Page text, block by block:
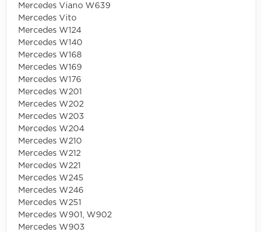
Mercedes Viano W639
Mercedes Vito
Mercedes W124
Mercedes W140
Mercedes W168
Mercedes W169
Mercedes W176
Mercedes W201
Mercedes W202
Mercedes W203
Mercedes W204
Mercedes W210
Mercedes W212
Mercedes W221
Mercedes W245
Mercedes W246
Mercedes W251
Mercedes W901, W902
Mercedes W903